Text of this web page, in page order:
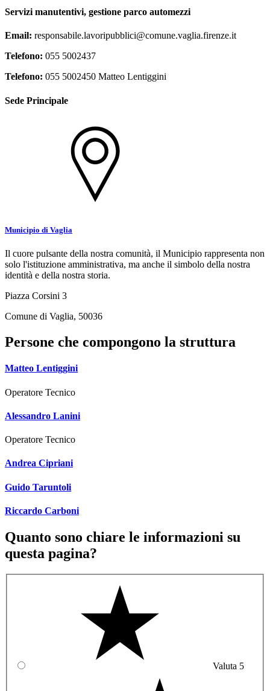
Servizi manutentivi, gestione parco automezzi
Email: responsabile.lavoripubblici@comune.vaglia.firenze.it
Telefono: 055 5002437
Telefono: 055 5002450 Matteo Lentiggini
Sede Principale
Municipio di Vaglia
Il cuore pulsante della nostra comunità, il Municipio rappresenta non
solo l'istituzione amministrativa, ma anche il simbolo della nostra
identità e della nostra storia.
Piazza Corsini 3
Comune di Vaglia, 50036
Persone che compongono la struttura
Matteo Lentiggini
Operatore Tecnico
Alessandro Lanini
Operatore Tecnico
Andrea Cipriani
Guido Taruntoli
Riccardo Carboni
Quanto sono chiare le informazioni su
questa pagina?
Valuta 5